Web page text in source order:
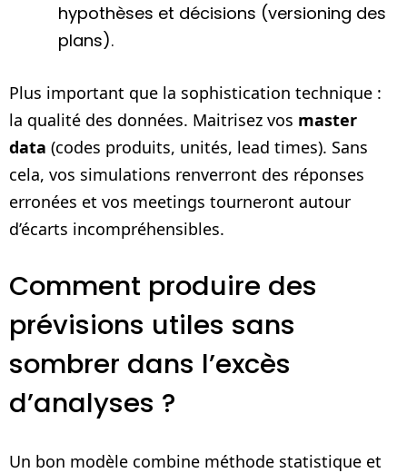
hypothèses et décisions (versioning des
plans).
Plus important que la sophistication technique :
la qualité des données. Maitrisez vos master
data (codes produits, unités, lead times). Sans
cela, vos simulations renverront des réponses
erronées et vos meetings tourneront autour
d’écarts incompréhensibles.
Comment produire des
prévisions utiles sans
sombrer dans l’excès
d’analyses ?
Un bon modèle combine méthode statistique et